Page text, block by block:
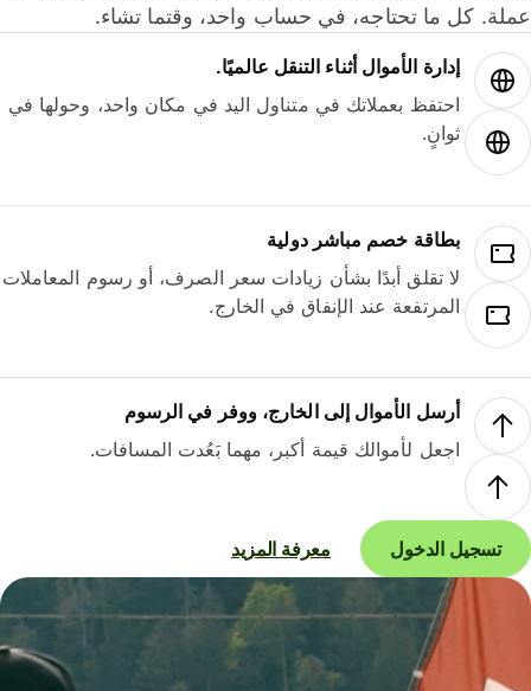
كل ما تحتاجه، في حساب واحد، وقتما تشاء.
إدارة الأموال أثناء التنقل عالميًا.
احتفظ بعملاتك في متناول اليد في مكان واحد، وحولها في
ثوانٍ.
بطاقة خصم مباشر دولية
لا تقلق أبدًا بشأن زيادات سعر الصرف، أو رسوم المعاملات
المرتفعة عند الإنفاق في الخارج.
أرسل الأموال إلى الخارج، ووفر في الرسوم
اجعل لأموالك قيمة أكبر، مهما بَعُدت المسافات.
تسجيل الدخول معرفة المزيد